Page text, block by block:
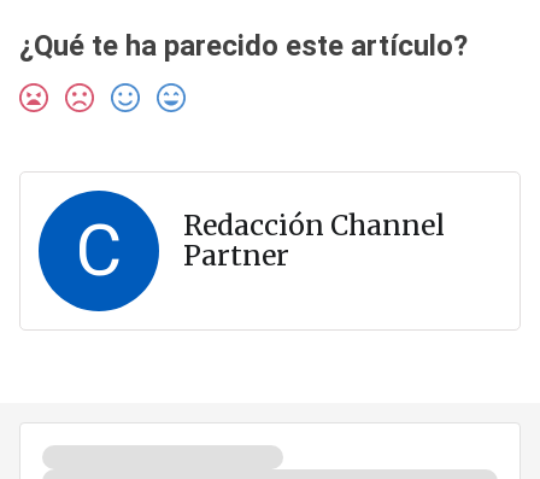
¿Qué te ha parecido este artículo?
C
Redacción Channel
Partner